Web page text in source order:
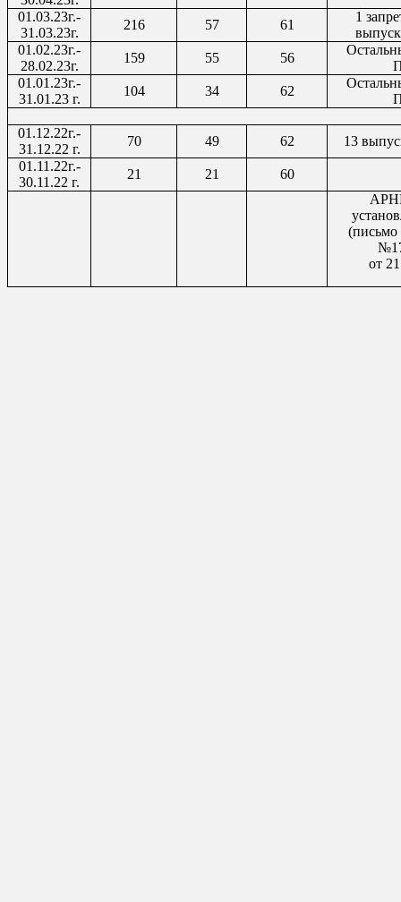
01.03.23г.-
31.03.23г.
216 57 61
1
01.02.23г.-
28.02.23г.
159 55 56
01.01.23г.-
31.01.23 г.
104 34 62
01.12.22г.-
31.12.22 г.
70 49 62
13
01.11.22г.-
30.11.22 г.
21 21
60
от